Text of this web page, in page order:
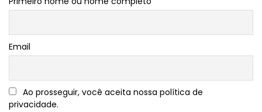
Email
Ao prosseguir, você aceita nossa política de
privacidade.